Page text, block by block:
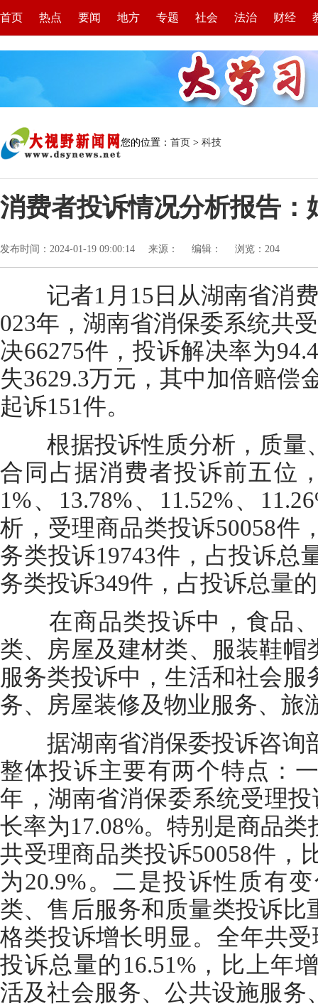
首页 热点 要闻 地方 专题 社会 法治 财经
您的位置： 首页 > 科技
消费者投诉情况分析报告
发布时间：2024-01-19 09:00:14 来源： 编辑： 浏览： 204
记者1月15日从湖南省消费
023年，湖南省消保委系统共
决66275件，投诉解决率为
失3629.3万元，其中加倍赔偿
起诉151件。
根据投诉性质分析，质量
合同占据消费者投诉前五位
1%、13.78%、11.52%、
析，受理商品类投诉50058件
务类投诉19743件，占投诉总
务类投诉349件，占投诉总量
在商品类投诉中，食品、
类、房屋及建材类、服装鞋
服务类投诉中，生活和社会
务、房屋装修及物业服务、旅
据湖南省消保委投诉咨询
整体投诉主要有两个特点：
年，湖南省消保委系统受理
长率为17.08%。特别是商品
共受理商品类投诉50058件，
为20.9%。二是投诉性质有
类、售后服务和质量类投诉
格类投诉增长明显。全年共
投诉总量的16.51%，比上年
活及社会服务、公共设施服务